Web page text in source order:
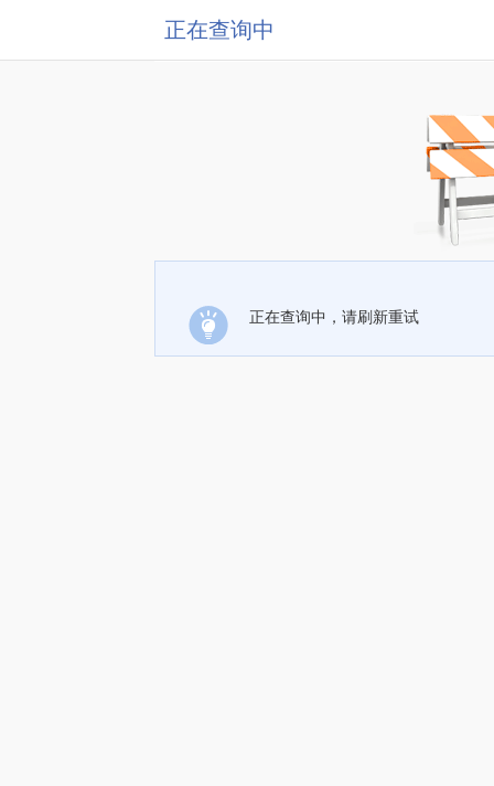
正在查询中
正在查询中，请刷新重试